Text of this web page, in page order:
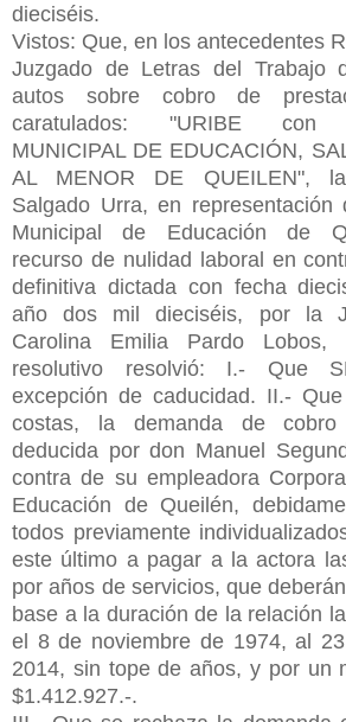
dieciséis.
Vistos: Que, en los antecedentes
Juzgado de Letras del Trabajo
autos sobre cobro de
caratulados: "URIBE con
MUNICIPAL DE EDUCACIÓN,
AL MENOR DE QUEILEN",
Salgado Urra, en representación
Municipal de Educación de
recurso de nulidad laboral en
definitiva dictada con fecha
año dos mil dieciséis, por la
Carolina Emilia Pardo
resolutivo resolvió: I.- Que
excepción de caducidad. II.-
costas, la demanda de cobro
deducida por don Manuel
contra de su empleadora
Educación de Queilén,
todos previamente
este último a pagar a la actora
por años de servicios, que
base a la duración de la relación
el 8 de noviembre de 1974, al
2014, sin tope de años, y por un
$1.412.927.-.